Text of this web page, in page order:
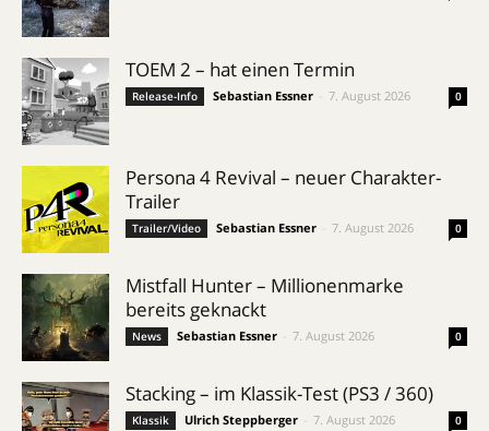
TOEM 2 – hat einen Termin
Release-Info Sebastian Essner 7. August 2026 0
Persona 4 Revival – neuer Charakter-
Trailer
Trailer/Video Sebastian Essner 7. August 2026 0
Mistfall Hunter – Millionenmarke
bereits geknackt
News Sebastian Essner 7. August 2026 0
Stacking – im Klassik-Test (PS3 / 360)
Klassik Ulrich Steppberger 7. August 2026 0